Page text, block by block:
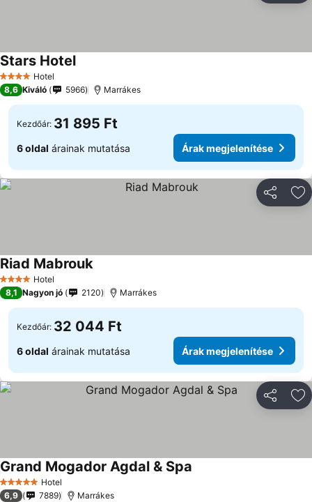
4 KategóriaHotel
Stars HotelÁrak megjelenítése
8,6 Kiváló 5966 Marrákes
Kezdőár: 31 895 Ft
6 oldal árainak mutatása Árak megjelenítése
4 KategóriaHotel
Riad MabroukÁrak megjelenítése
8,1 Nagyon jó 2120 Marrákes
Kezdőár: 32 044 Ft
6 oldal árainak mutatása Árak megjelenítése
5 KategóriaHotel
Grand Mogador Agdal & Spa
6,9 7889 Marrákes